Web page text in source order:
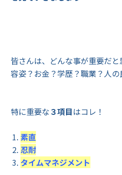
皆さんは、どんな事が重要だと
容姿？お金？学歴？職業？人の
特に重要な３項目はコレ！
素直
忍耐
タイムマネジメント